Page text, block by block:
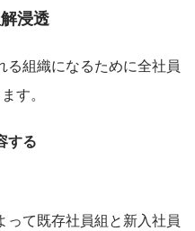
浸透
組織になるために全社員
す。
する
て既存社員組と新入社員